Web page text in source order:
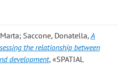
Saccone, Donatella,A
the relationship between
development, «SPATIAL